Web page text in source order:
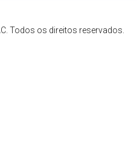
Todos os direitos reservados.